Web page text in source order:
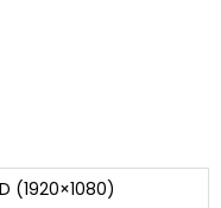
(1920×1080)